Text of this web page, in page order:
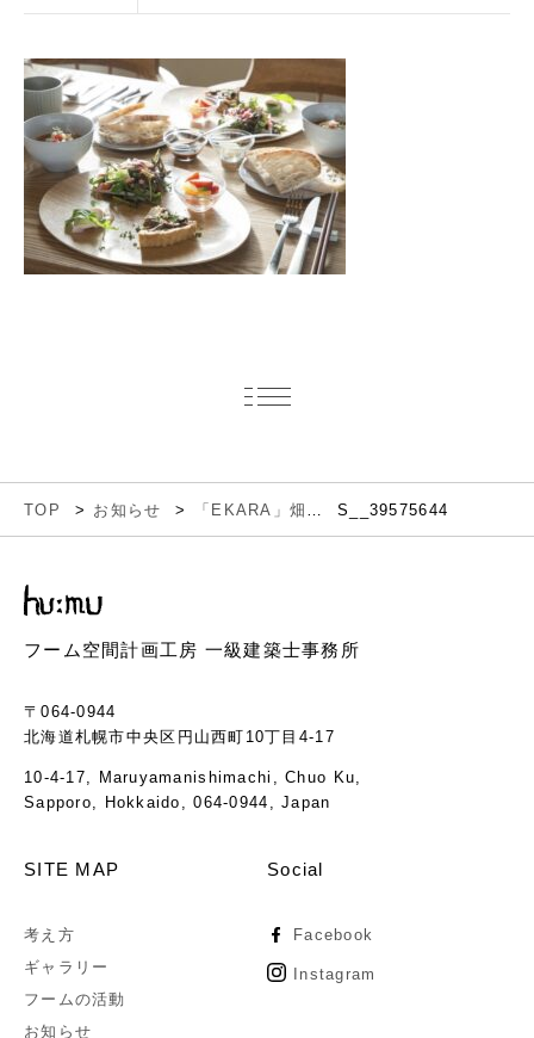
TOP お知らせ S__39575644
フーム空間計画工房 一級建築士事務所
〒064-0944
北海道札幌市中央区円山西町10丁目4-17
10-4-17, Maruyamanishimachi, Chuo Ku,
Sapporo, Hokkaido, 064-0944, Japan
SITE MAP
考え方
ギャラリー
フームの活動
お知らせ
Social
Facebook
Instagram